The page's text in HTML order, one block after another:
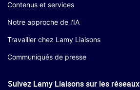
Contenus et services
Notre approche de l'IA
Travailler chez Lamy Liaisons
Communiqués de presse
Suivez Lamy Liaisons sur les réseaux